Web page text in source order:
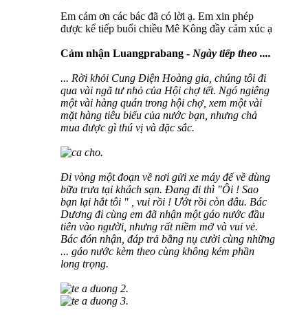
Em cảm ơn các bác đã có lời ạ. Em xin phép
được kể tiếp buổi chiều Mê Kông đầy cảm xúc ạ
Cảm nhận Luangprabang - Ngày tiếp theo ....
... Rời khỏi Cung Điện Hoàng gia, chúng tôi đi
qua vài ngã tư nhỏ của Hội chợ tết. Ngó ngiêng
một vài hàng quán trong hội chợ, xem một vài
mặt hàng tiêu biểu của nước bạn, nhưng chả
mua được gì thú vị và đặc sắc.
Đi vòng một đoạn về nơi gửi xe máy để về dùng
bữa trưa tại khách sạn. Đang đi thì "Ôi ! Sao
bạn lại hắt tôi " , vui rồi ! Ướt rồi còn đâu. Bác
Dương đi cùng em đã nhận một gáo nước đầu
tiên vào người, nhưng rất niềm mở và vui vẻ.
Bác đón nhận, đáp trả bằng nụ cười cùng những
... gáo nước kèm theo cùng không kém phần
long trọng.